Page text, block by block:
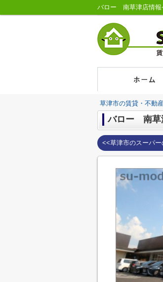
バロー 南草津店情報
草津市の賃貸・不動
バロー 南草
<<草津市のスーパ